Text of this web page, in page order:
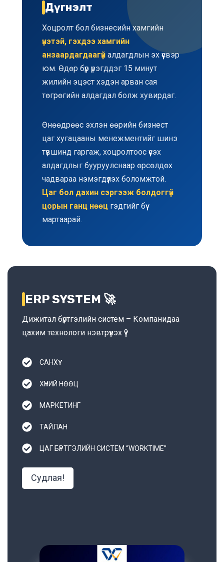
Дүгнэлт
Хоцролт бол бизнесийн хамгийн
үнэтэй, гэхдээ хамгийн
анзаардагдаагүй алдагдлын эх үүсвэр
юм. Өдөр бүр үрэгддэг 15 минут
жилийн эцэст хэдэн арван сая
төгрөгийн алдагдал болж хувирдаг.
Өнөөдрөөс эхлэн өөрийн бизнест
цаг хугацааны менежментийг шинэ
түвшинд гаргаж, хоцролтоос үүсэх
алдагдлыг бууруулснаар өрсөлдөх
чадвараа нэмэгдүүлэх боломжтой.
Цаг бол дахин сэргээж болдоггүй
цорын ганц нөөц гэдгийг бүү
мартаарай.
ERP SYSTEM 🚀
Дижитал бүртгэлийн систем – Компанидаа
цахим технологи нэвтрүүлэх үү?
САНХҮҮ
ХҮНИЙ НӨӨЦ
МАРКЕТИНГ
ТАЙЛАН
ЦАГ БҮРТГЭЛИЙН СИСТЕМ “WORKTIME”
Судлая!